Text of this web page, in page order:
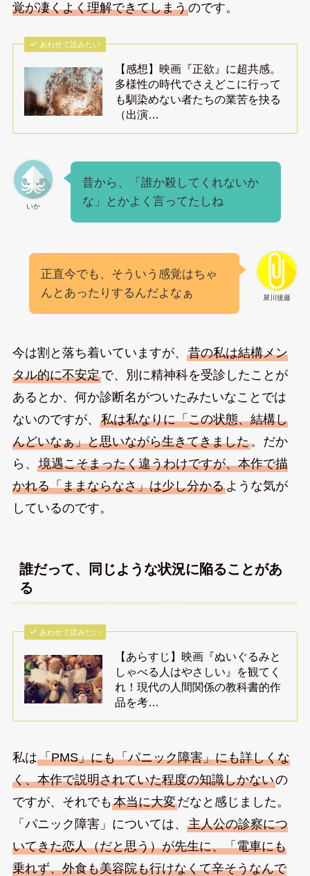
覚が凄くよく理解できてしまうのです。
あわせて読みたい
【感想】映画『正欲』に超共感。
多様性の時代でさえどこに行って
も馴染めない者たちの業苦を抉る
（出演…
いか
昔から、「誰か殺してくれないか
な」とかよく言ってたしね
犀川後藤
正直今でも、そういう感覚はちゃ
んとあったりするんだよなぁ
今は割と落ち着いていますが、 昔の私は結構メン
タル的に不安定で、別に精神科を受診したことが
あるとか、何か診断名がついたみたいなことでは
ないのですが、 私は私なりに「この状態、結構し
んどいなぁ」と思いながら生きてきました。だか
ら、 境遇こそまったく違うわけですが、本作で描
かれる「ままならなさ」は少し分かるような気が
しているのです。
誰だって、同じような状況に陥ることがあ
る
あわせて読みたい
【あらすじ】映画『ぬいぐるみと
しゃべる人はやさしい』を観てく
れ！現代の人間関係の教科書的作
品を考…
私は「PMS」にも「パニック障害」にも詳しくな
く、本作で説明されていた程度の知識しかないの
ですが、それでも本当に大変だなと感じました。
「パニック障害」については、 主人公の診察につ
いてきた恋人（だと思う）が先生に、「電車にも
乗れず、外食も美容院も行けなくて辛そうなんで